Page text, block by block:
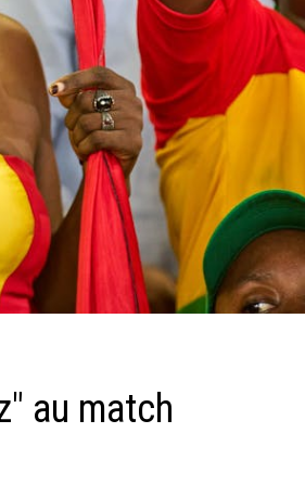
au match